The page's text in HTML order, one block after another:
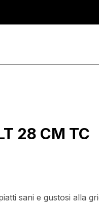
28 CM TC
sani e gustosi alla